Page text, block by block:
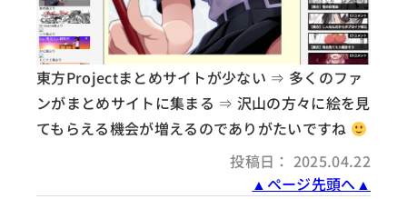
東方Projectまとめサイトが少ない ⇒ 多くのファ
ンがまとめサイトに集まる ⇒ 沢山の方々に絵を見
てもらえる機会が増えるのでありがたいですね
投稿日： 2025.04.22
▲ページ先頭へ▲